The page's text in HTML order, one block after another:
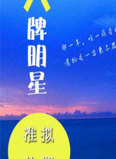
居家生活 3C家電
女裝
日本購物 電子/紙本書